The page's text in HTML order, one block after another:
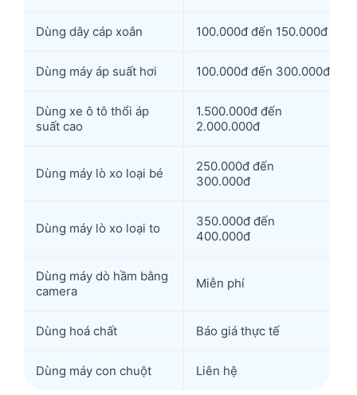
Dùng dây cáp xoắn 100.000đ đến 150.000đ
Dùng máy áp suất hơi 100.000đ đến 300.000đ
Dùng xe ô tô thổi áp
suất cao
1.500.000đ đến
2.000.000đ
Dùng máy lò xo loại bé
250.000đ đến
300.000đ
Dùng máy lò xo loại to
350.000đ đến
400.000đ
Dùng máy dò hầm bằng
camera
Miễn phí
Dùng hoá chất Báo giá thực tế
Dùng máy con chuột Liên hệ